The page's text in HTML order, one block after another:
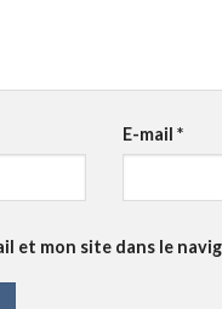
E-mail*
et mon site dans le